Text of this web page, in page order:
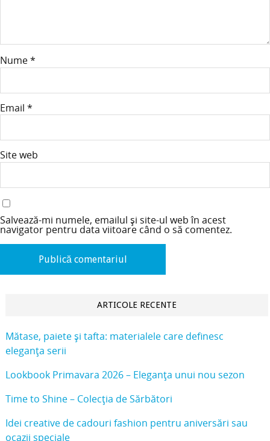
Nume*
Email *
Site web
Salvează-mi numele, emailul și site-ul web în acest
navigator pentru data viitoare când o să comentez.
ARTICOLE RECENTE
Mătase, paiete și tafta: materialele care definesc
eleganța serii
Lookbook Primavara 2026 – Eleganța unui nou sezon
Time to Shine – Colecția de Sărbători
Idei creative de cadouri fashion pentru aniversări sau
ocazii speciale